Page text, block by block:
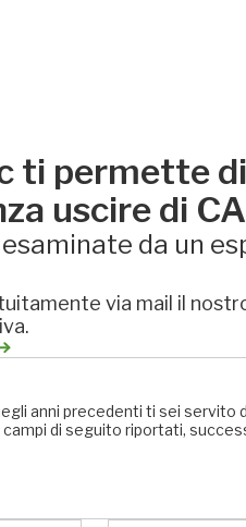
ti permette
uscire di
da un
via mail il
anni precedenti ti sei servito
campi di seguito riportati,